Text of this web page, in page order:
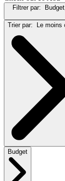
Filtrer par:
Trier par:
Le moins
Budget